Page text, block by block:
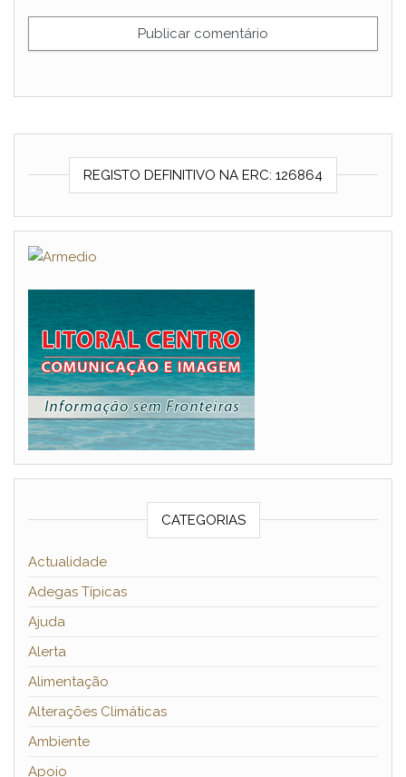
REGISTO DEFINITIVO NA ERC: 126864
CATEGORIAS
Actualidade
Adegas Típicas
Ajuda
Alerta
Alimentação
Alterações Climáticas
Ambiente
Apoio